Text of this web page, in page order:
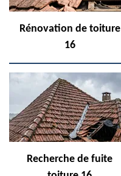
Rénovation de toiture
16
Recherche de fuite